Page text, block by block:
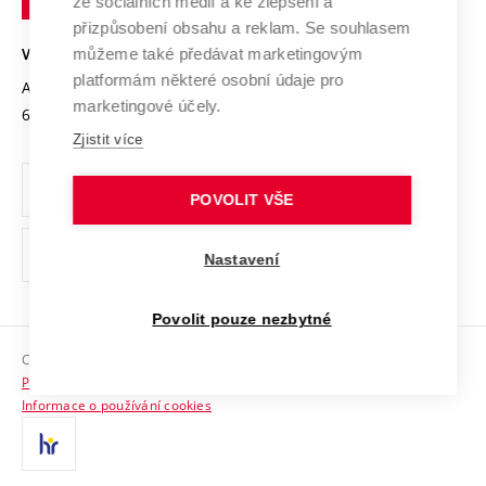
Open Science
Projekty
Projekty ze strukturálních fondů
Specifický výzkum
Univerzitní sítě
Bezpečná univerzita
Vyznamenání
Organizační struktura
Ochrana osobních údajů
odkaz)
Sociální bezpečí
HR Award
Kontakty
VYSOKÉ UČENÍ TECHNICKÉ V BRNĚ
Antonínská 548/1
602 00 Brno
www.vut.cz
vut@vutbr.cz
Copyright © 2026 VUT
Prohlášení o přístupnosti
Informace o používání cookies
přizpůsobení obsahu a reklam. Se souhlasem
můžeme také předávat marketingovým
platformám některé osobní údaje pro
marketingové účely.
Zjistit více
POVOLIT VŠE
Nastavení
Povolit pouze nezbytné